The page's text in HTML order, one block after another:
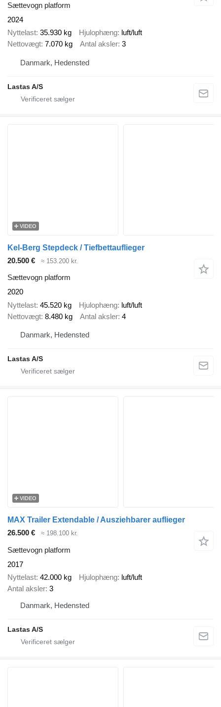
Sættevogn platform
2024
Nyttelast 35.930 kg Hjulophæng luft/luft
Nettovægt 7.070 kg Antal aksler 3
Danmark, Hedensted
Lastas A/S
VIDEO
Kel-Berg Stepdeck / Tiefbettauflieger
20.500 €
≈ 153.200 kr.
Sættevogn platform
2020
Nyttelast 45.520 kg Hjulophæng luft/luft
Nettovægt 8.480 kg Antal aksler 4
Danmark, Hedensted
Lastas A/S
VIDEO
MAX Trailer Extendable / Ausziehbarer auflieger
26.500 €
≈ 198.100 kr.
Sættevogn platform
2017
Nyttelast 42.000 kg Hjulophæng luft/luft
Antal aksler 3
Danmark, Hedensted
Lastas A/S